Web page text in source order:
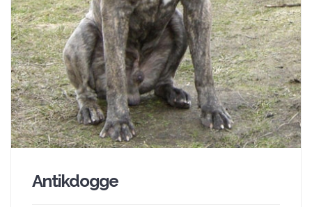
Antikdogge